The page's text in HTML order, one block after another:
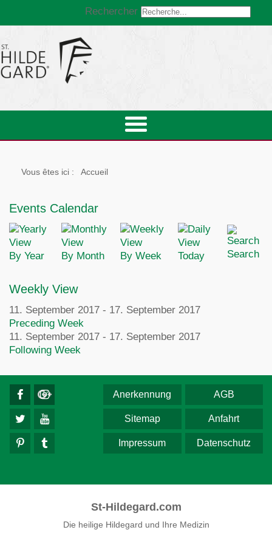
Rechercher
Vous êtes ici : Accueil
Events Calendar
By Year By Month By Week Today Search
Weekly View
11. September 2017 - 17. September 2017
Preceding Week
11. September 2017 - 17. September 2017
Following Week
AGB
Anerkennung
Anfahrt
Sitemap
Datenschutz
Impressum
St-Hildegard.com
Die heilige Hildegard und Ihre Medizin